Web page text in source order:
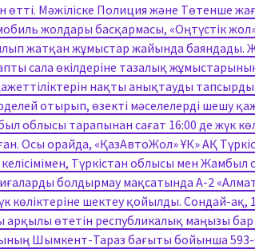
Мәжіліске Полиция және Төтенше
жолдары басқармасы, «Оңтүстік
жатқан жұмыстар жайында баяндады.
сала өкілдеріне тазалық
нақты анықтауды
отырып, өзекті мәселелерді шешу
облысы тарапынан сағат 16:00 де жүк
Осы орайда, «ҚазАвтоЖол» ҰК» АҚ
Түркістан облысы мен
болдырмау мақсатында А-2
көліктеріне шектеу қойылды. Сондай-ақ,
арқылы өтетін республикалық маңызы
Шымкент-Тараз бағыты бойынша